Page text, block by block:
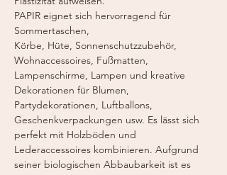
PAPIR eignet sich hervorragend für
Sommertaschen,
Körbe, Hüte, Sonnenschutzzubehör,
Wohnaccessoires, Fußmatten,
Lampenschirme, Lampen und kreative
Dekorationen für Blumen,
Partydekorationen, Luftballons,
Geschenkverpackungen usw. Es lässt sich
perfekt mit Holzböden und
Lederaccessoires kombinieren. Aufgrund
seiner biologischen Abbaubarkeit ist es